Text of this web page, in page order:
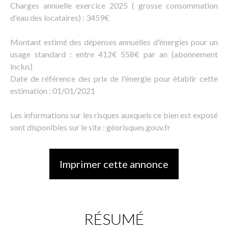
Charges annuelle exercice 2025 ( grosse consommation
d'eau des locataires) : 3459€
Montant estimé des dépenses annuelles d'énergies pour un
usage standard : entre 412€ 558€ par an (abonnement
inclus)
Date de référence des prix de l'énergie pour établir cette
estimation : 01/01/2021
Les informations sur les risques auxquels ce bien est exposé
sont disponibles sur le site : géorisques.gouv.fr
Imprimer cette annonce
RÉSUMÉ